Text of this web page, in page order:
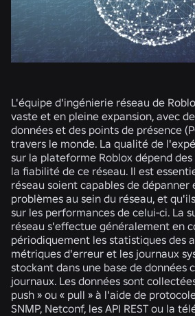
L'équipe d'ingénierie réseau de
vaste et en pleine expansion, avec
données et des points de présence
travers le monde. La qualité de
sur la plateforme Roblox dépend
la fiabilité de ce réseau. Il est
réseau soient capables de
problèmes au sein du réseau, et
sur les performances de celui-ci. La
réseau s'effectue généralement en
périodiquement les statistiques des
métriques d'erreur et les journaux
stockant dans une base de données
journaux. Les données sont
push » ou « pull » à l'aide de
SNMP, Netconf, les API REST ou la